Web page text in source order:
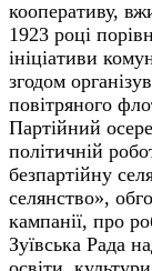
кооперативу,
1923 році
ініціативи
згодом
повітряного
Партійний
політичній
безпартійну
селянство»,
кампанії, про
Зуївська Рада